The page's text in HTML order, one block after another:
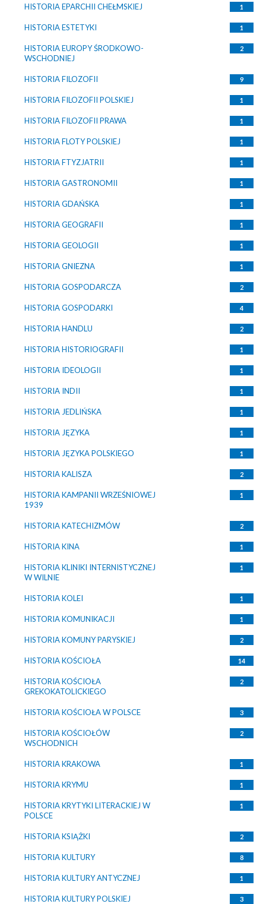
HISTORIA EPARCHII CHEŁMSKIEJ 1
HISTORIA ESTETYKI 1
HISTORIA EUROPY ŚRODKOWO-
WSCHODNIEJ
2
HISTORIA FILOZOFII 9
HISTORIA FILOZOFII POLSKIEJ 1
HISTORIA FILOZOFII PRAWA 1
HISTORIA FLOTY POLSKIEJ 1
HISTORIA FTYZJATRII 1
HISTORIA GASTRONOMII 1
HISTORIA GDAŃSKA 1
HISTORIA GEOGRAFII 1
HISTORIA GEOLOGII 1
HISTORIA GNIEZNA 1
HISTORIA GOSPODARCZA 2
HISTORIA GOSPODARKI 4
HISTORIA HANDLU 2
HISTORIA HISTORIOGRAFII 1
HISTORIA IDEOLOGII 1
HISTORIA INDII 1
HISTORIA JEDLIŃSKA 1
HISTORIA JĘZYKA 1
HISTORIA JĘZYKA POLSKIEGO 1
HISTORIA KALISZA 2
HISTORIA KAMPANII WRZEŚNIOWEJ
1939
1
HISTORIA KATECHIZMÓW 2
HISTORIA KINA 1
HISTORIA KLINIKI INTERNISTYCZNEJ
W WILNIE
1
HISTORIA KOLEI 1
HISTORIA KOMUNIKACJI 1
HISTORIA KOMUNY PARYSKIEJ 2
HISTORIA KOŚCIOŁA 14
HISTORIA KOŚCIOŁA
GREKOKATOLICKIEGO
2
HISTORIA KOŚCIOŁA W POLSCE 3
HISTORIA KOŚCIOŁÓW
WSCHODNICH
2
HISTORIA KRAKOWA 1
HISTORIA KRYMU 1
HISTORIA KRYTYKI LITERACKIEJ W
POLSCE
1
HISTORIA KSIĄŻKI 2
HISTORIA KULTURY 8
HISTORIA KULTURY ANTYCZNEJ 1
HISTORIA KULTURY POLSKIEJ 3